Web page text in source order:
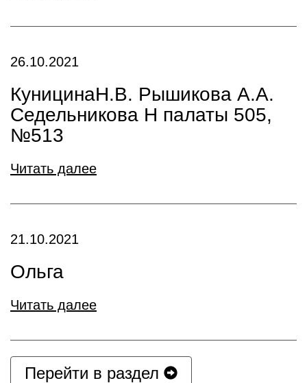
26.10.2021
КуницинаН.В. Рышикова А.А.
Седельникова Н палаты 505,
№513
Читать далее
21.10.2021
Ольга
Читать далее
Перейти в раздел